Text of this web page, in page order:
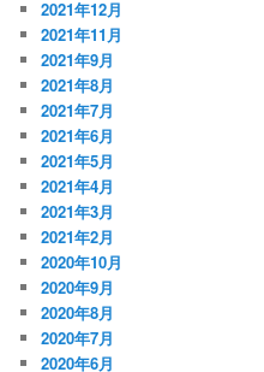
2021年12月
2021年11月
2021年9月
2021年8月
2021年7月
2021年6月
2021年5月
2021年4月
2021年3月
2021年2月
2020年10月
2020年9月
2020年8月
2020年7月
2020年6月